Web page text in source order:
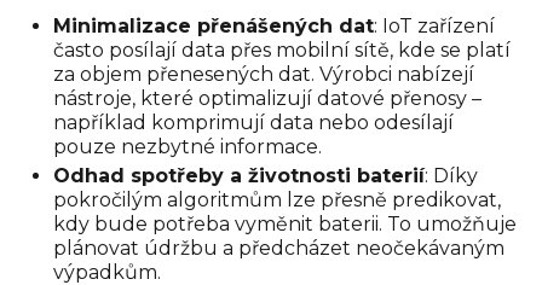
Minimalizace přenášených dat: IoT zařízení
často posílají data přes mobilní sítě, kde se platí
za objem přenesených dat. Výrobci nabízejí
nástroje, které optimalizují datové přenosy –
například komprimují data nebo odesílají
pouze nezbytné informace.
Odhad spotřeby a životnosti baterií: Díky
pokročilým algoritmům lze přesně predikovat,
kdy bude potřeba vyměnit baterii. To umožňuje
plánovat údržbu a předcházet neočekávaným
výpadkům.